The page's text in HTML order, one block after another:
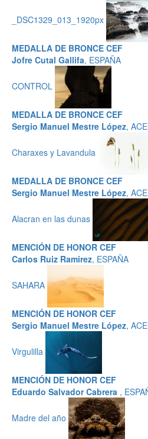
_DSC1329_013_1920px
MEDALLA DE BRONCE CEF
Jofre Cutal Gallifa, ESPAÑA
CONTROL
MEDALLA DE BRONCE CEF
Sergio Manuel Mestre López,
Charaxes y Lavandula
MEDALLA DE BRONCE CEF
Sergio Manuel Mestre López,
Alacran en las dunas
MENCIÓN DE HONOR CEF
Carlos Ruiz Ramirez, ESPAÑA
SAHARA
MENCIÓN DE HONOR CEF
Sergio Manuel Mestre López,
Virgulilla
MENCIÓN DE HONOR CEF
Eduardo Salvador Cabrera ,
Madre del año